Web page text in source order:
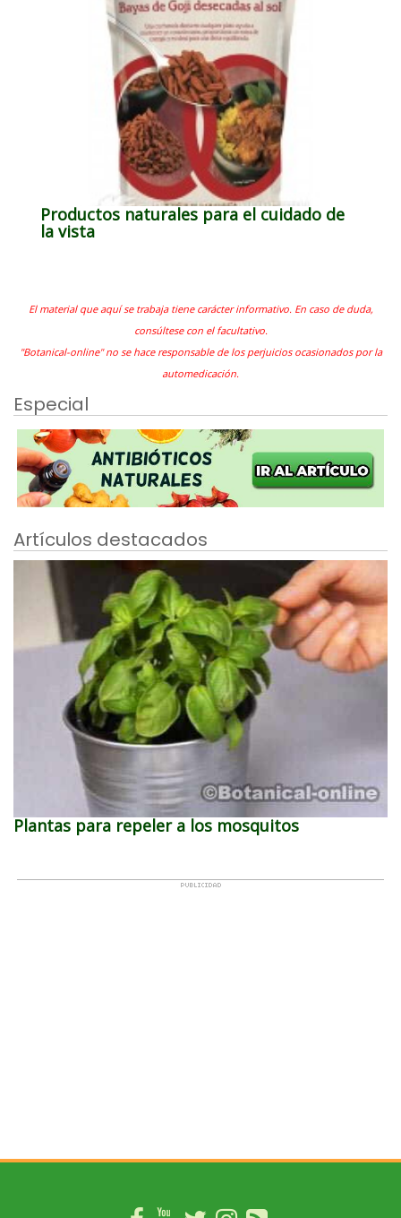
Productos naturales para el cuidado de
la vista
El material que aquí se trabaja tiene carácter informativo. En caso de duda,
consúltese con el facultativo.
"Botanical-online" no se hace responsable de los perjuicios ocasionados por la
automedicación.
Especial
Artículos destacados
Plantas para repeler a los mosquitos